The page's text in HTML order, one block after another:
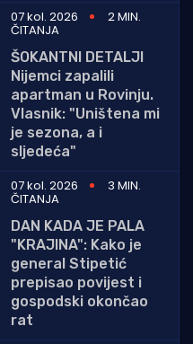
07 kol. 2026
2 MIN.
ČITANJA
ŠOKANTNI DETALJI
Nijemci zapalili
apartman u Rovinju.
Vlasnik: "Uništena mi
je sezona, a i
sljedeća"
07 kol. 2026
3 MIN.
ČITANJA
DAN KADA JE PALA
"KRAJINA": Kako je
general Stipetić
prepisao povijest i
gospodski okončao
rat